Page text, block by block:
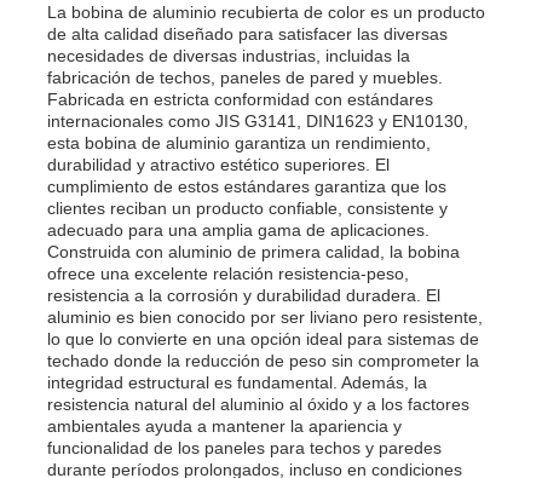
La bobina de aluminio recubierta de color es un producto
de alta calidad diseñado para satisfacer las diversas
necesidades de diversas industrias, incluidas la
fabricación de techos, paneles de pared y muebles.
Fabricada en estricta conformidad con estándares
internacionales como JIS G3141, DIN1623 y EN10130,
esta bobina de aluminio garantiza un rendimiento,
durabilidad y atractivo estético superiores. El
cumplimiento de estos estándares garantiza que los
clientes reciban un producto confiable, consistente y
adecuado para una amplia gama de aplicaciones.
Construida con aluminio de primera calidad, la bobina
ofrece una excelente relación resistencia-peso,
resistencia a la corrosión y durabilidad duradera. El
aluminio es bien conocido por ser liviano pero resistente,
lo que lo convierte en una opción ideal para sistemas de
techado donde la reducción de peso sin comprometer la
integridad estructural es fundamental. Además, la
resistencia natural del aluminio al óxido y a los factores
ambientales ayuda a mantener la apariencia y
funcionalidad de los paneles para techos y paredes
durante períodos prolongados, incluso en condiciones